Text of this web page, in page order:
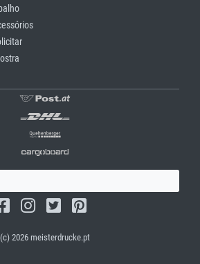
(c) 2026 meisterdrucke.pt